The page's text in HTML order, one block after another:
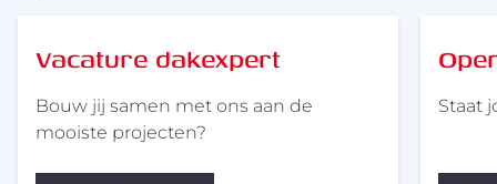
Vacature dakexpert
Bouw jij samen met ons aan de
mooiste projecten?
Staat